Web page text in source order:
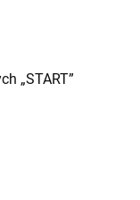
„START”